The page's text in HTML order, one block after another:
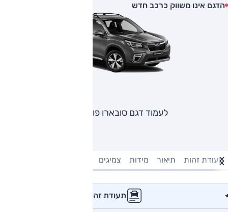
הדגם אינו משווק כרכב חדש
לעמוד דגם סובארו פורסטר
תעודת זהות תיאור מידות צמיגים
תעודת זהות